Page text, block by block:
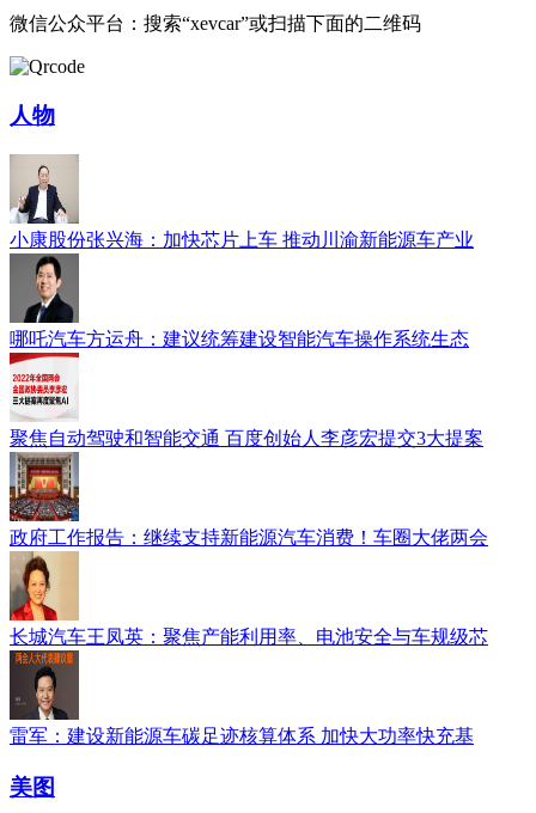
微信公众平台：搜索“xevcar”或扫描下面的二维码
人物
小康股份张兴海：加快芯片上车 推动川渝新能源车产业
哪吒汽车方运舟：建议统筹建设智能汽车操作系统生态
聚焦自动驾驶和智能交通 百度创始人李彦宏提交3大提案
政府工作报告：继续支持新能源汽车消费！车圈大佬两会
长城汽车王凤英：聚焦产能利用率、电池安全与车规级芯
雷军：建设新能源车碳足迹核算体系 加快大功率快充基
美图